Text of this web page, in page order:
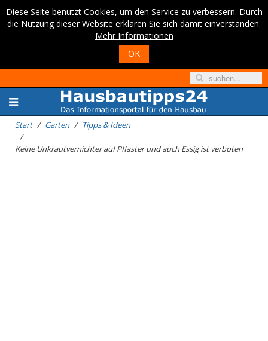
Diese Seite benutzt Cookies, um den Service zu verbessern. Durch
die Nutzung dieser Website erklären Sie sich damit einverstanden.
Mehr Informationen
OK
Start Garten Tipps & Ideen
Keine Unkrautvernichter auf Pflaster und auch Essig ist verboten